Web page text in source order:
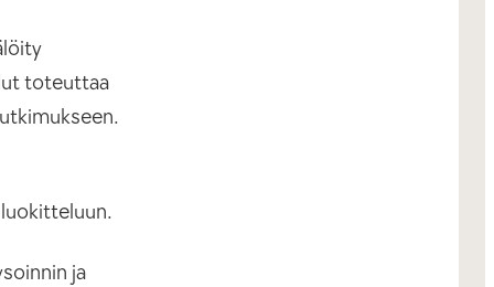
toteuttaa
ja